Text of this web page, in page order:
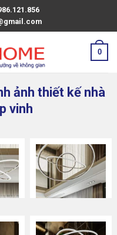
0
ảnh thiết kế nhà
vinh